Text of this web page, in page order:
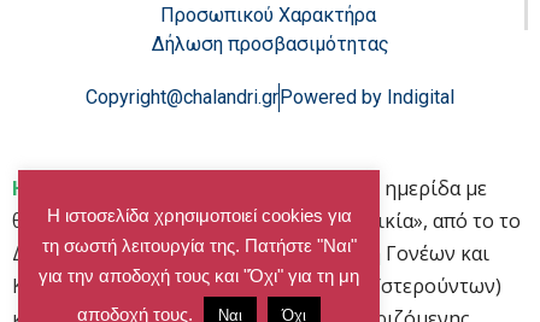
Προσωπικού Χαρακτήρα
Δήλωση προσβασιμότητας
Copyright@chalandri.gr Powered by Indigital
Home
Πρόσκληση στην επιστημονική ημερίδα με
θέμα «Σ.Υ.Δ. αντικρίζοντας την Τρίτη ηλικία», από το το
Δ.Σ. της ΠΕΓΚΑΠ-ΝΥ (Πανελλήνια Ένωση Γονέων και
Κηδεμόνων Ατόμων-Παιδιών Νοητικά Υστερούντων)
Η ιστοσελίδα χρησιμοποιεί cookies για
τη σωστή λειτουργία της. Πατήστε "Ναι"
για την αποδοχή τους και "Όχι" για τη μη
αποδοχή τους.
Ναι Όχι